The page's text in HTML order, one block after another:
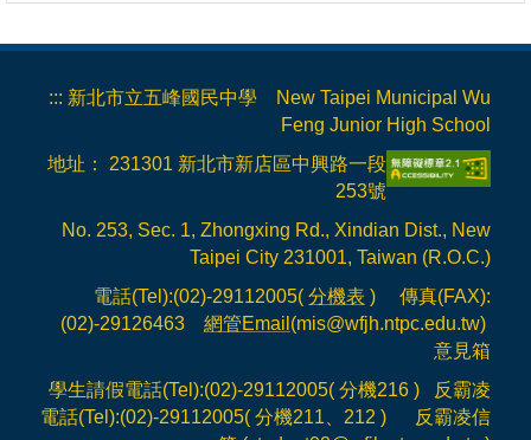
::: 新北市立五峰國民中學 New Taipei Municipal Wu
Feng Junior High School
地址： 231301 新北市新店區中興路一段
253號
No. 253, Sec. 1, Zhongxing Rd., Xindian Dist., New
Taipei City 231001, Taiwan (R.O.C.)
電話(Tel):(02)-29112005( 分機表 ) 傳真(FAX):
(02)-29126463 網管Email (mis@wfjh.ntpc.edu.tw)
意見箱
學生請假電話(Tel):(02)-29112005( 分機216 ) 反霸凌
電話(Tel):(02)-29112005( 分機211、212 ) 反霸凌信